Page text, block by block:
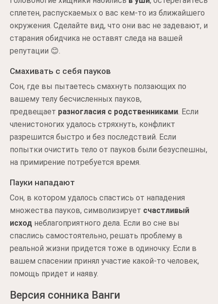
сплетен, распускаемых о вас кем-то из ближайшего
окружения. Сделайте вид, что они вас не задевают, и
старания обидчика не оставят следа на вашей
репутации 😊.
Смахивать с себя пауков
Сон, где вы пытаетесь смахнуть ползающих по
вашему телу бесчисленных пауков,
предвещает разногласия с родственниками. Если
членистоногих удалось стряхнуть, конфликт
разрешится быстро и без последствий. Если
попытки очистить тело от пауков были безуспешны,
на примирение потребуется время.
Пауки нападают
Сон, в котором удалось спастись от нападения
множества пауков, символизирует счастливый
исход неблагоприятного дела. Если во сне вы
спаслись самостоятельно, решать проблему в
реальной жизни придется тоже в одиночку. Если в
вашем спасении принял участие какой-то человек,
помощь придет и наяву.
Версия сонника Ванги